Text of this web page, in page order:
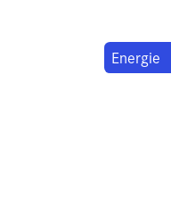
Energie